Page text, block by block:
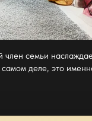
семьи
деле, это